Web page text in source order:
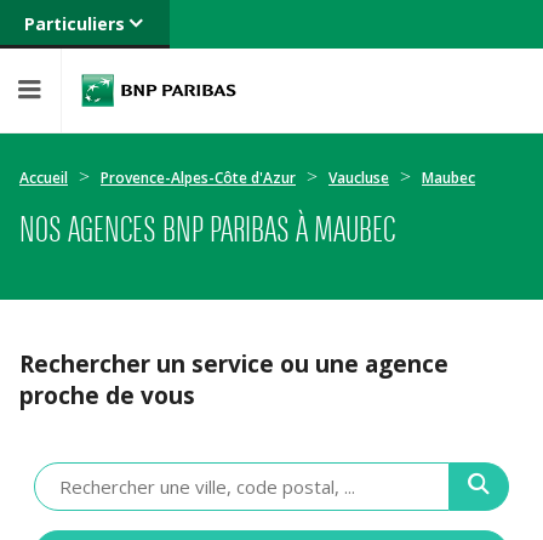
Particuliers
Banque privée
Entreprises
Accueil Provence-Alpes-Côte d'Azur Vaucluse Maubec
NOS AGENCES BNP PARIBAS À MAUBEC
Rechercher un service ou une agence
proche de vous
Veuillez
renseigner
une
adresse